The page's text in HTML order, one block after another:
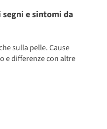
e sintomi da
sulla pelle. Cause
e differenze con altre